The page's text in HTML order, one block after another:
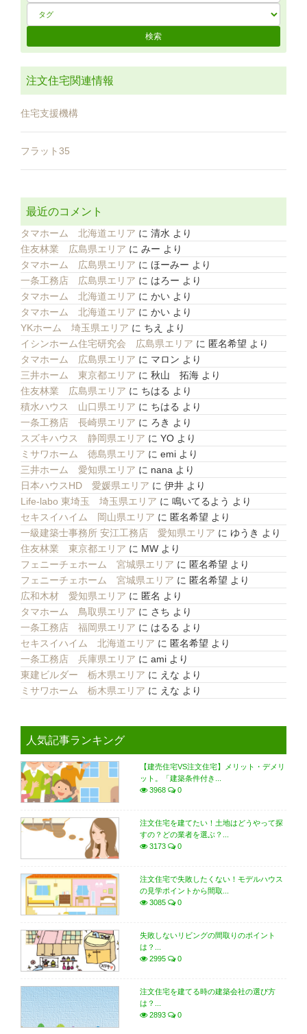
注文住宅関連情報
住宅支援機構
フラット35
最近のコメント
タマホーム 北海道エリア に 清水 より
住友林業 広島県エリア に みー より
タマホーム 広島県エリア に ほーみー より
一条工務店 広島県エリア に はろー より
タマホーム 北海道エリア に かい より
タマホーム 北海道エリア に かい より
YKホーム 埼玉県エリア に ちえ
より
イシンホーム住宅研究会 広島県エリア に 匿名希望 より
タマホーム 広島県エリア に マロン より
三井ホーム 東京都エリア に 秋山 拓海 より
住友林業 広島県エリア に ちはる より
積水ハウス 山口県エリア に ちはる より
一条工務店 長崎県エリア に ろき より
スズキハウス 静岡県エリア に YO より
ミサワホーム 徳島県エリア に emi より
三井ホーム 愛知県エリア に nana より
日本ハウスHD 愛媛県エリア に 伊井 より
Life-labo 東埼玉 埼玉県エリア に 鳴いてるよう より
セキスイハイム 岡山県エリア に 匿名希望 より
一級建築士事務所 安江工務店 愛知県エリア に ゆうき より
住友林業 東京都エリア に MW より
フェニーチェホーム 宮城県エリア に 匿名希望 より
フェニーチェホーム 宮城県エリア に 匿名希望 より
広和木材 愛知県エリア に 匿名 より
タマホーム 鳥取県エリア に さち より
一条工務店 福岡県エリア に はるる より
セキスイハイム 北海道エリア に 匿名希望 より
一条工務店 兵庫県エリア に ami より
東建ビルダー 栃木県エリア に えな より
ミサワホーム 栃木県エリア に えな より
人気記事ランキング
【建売住宅VS注文住宅】メリット・デメリ
ット。「建築条件付き...
3968
0
注文住宅を建てたい！土地はどうやって探
すの？どの業者を選ぶ？...
3173
0
注文住宅で失敗したくない！モデルハウス
の見学ポイントから間取...
3085
0
失敗しないリビングの間取りのポイント
は？...
2995
0
注文住宅を建てる時の建築会社の選び方
は？...
2893
0